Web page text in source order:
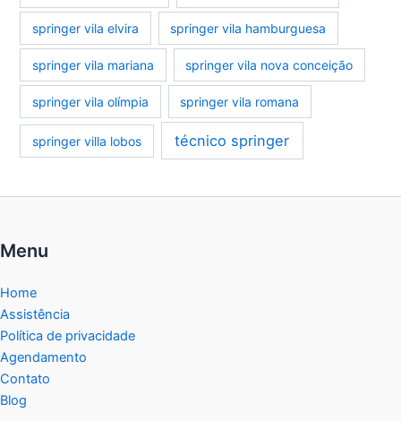
springer vila elvira springer vila hamburguesa
springer vila mariana springer vila nova conceição
springer vila olímpia springer vila romana
springer villa lobos técnico springer
Menu
Home
Assistência
Política de privacidade
Agendamento
Contato
Blog